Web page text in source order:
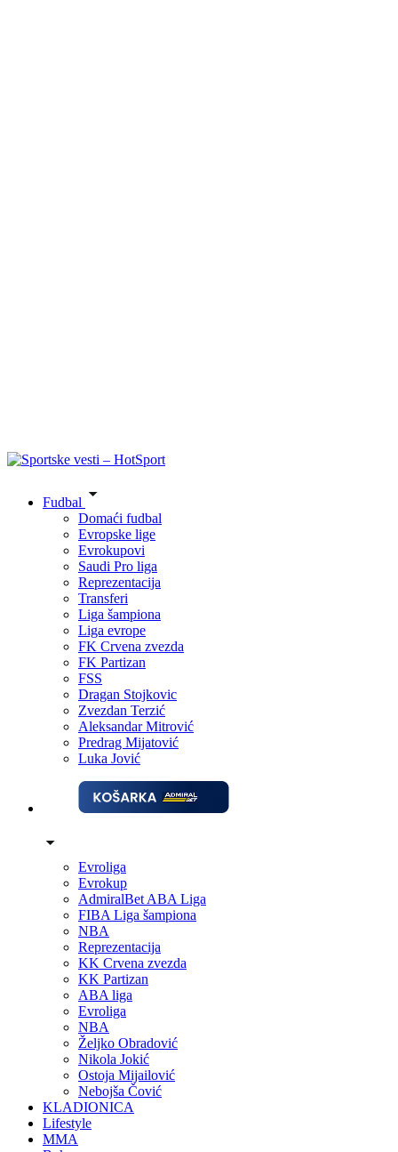
Fudbal
Domaći fudbal
Evropske lige
Evrokupovi
Saudi Pro liga
Reprezentacija
Transferi
Liga šampiona
Liga evrope
FK Crvena zvezda
FK Partizan
FSS
Dragan Stojkovic
Zvezdan Terzić
Aleksandar Mitrović
Predrag Mijatović
Luka Jović
Evroliga
Evrokup
AdmiralBet ABA Liga
FIBA Liga šampiona
NBA
Reprezentacija
KK Crvena zvezda
KK Partizan
ABA liga
Evroliga
NBA
Željko Obradović
Nikola Jokić
Ostoja Mijailović
Nebojša Čović
KLADIONICA
Lifestyle
MMA